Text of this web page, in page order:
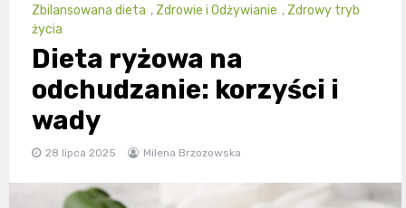
Zbilansowana dieta , Zdrowie i Odżywianie , Zdrowy tryb
życia
Dieta ryżowa na
odchudzanie: korzyści i
wady
28 lipca 2025 Milena Brzozowska